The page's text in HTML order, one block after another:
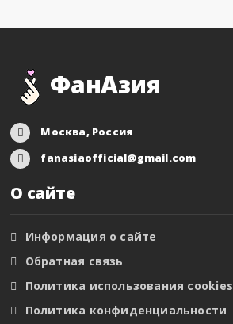
ФанАзия
Москва, Россия
fanasiaofficial@gmail.com
О сайте
Информация о сайте
Обратная связь
Политика использования cookies
Политика конфиденциальности